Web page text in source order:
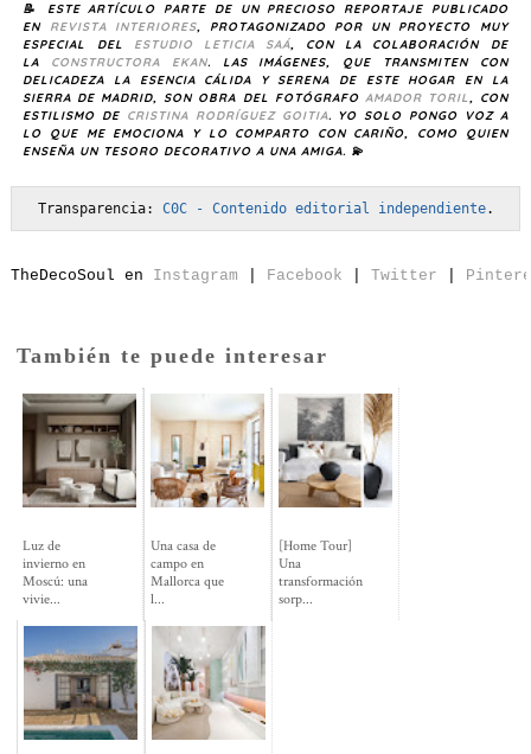
📝 ESTE ARTÍCULO PARTE DE UN PRECIOSO REPORTAJE PUBLICADO
EN
REVISTA INTERIORES, PROTAGONIZADO POR UN PROYECTO MUY
ESPECIAL DEL ESTUDIO LETICIA SAÁ, CON LA COLABORACIÓN DE
LA CONSTRUCTORA EKAN. LAS IMÁGENES, QUE TRANSMITEN CON
DELICADEZA LA ESENCIA CÁLIDA Y SERENA DE ESTE HOGAR EN LA
SIERRA DE MADRID, SON OBRA DEL FOTÓGRAFO AMADOR TORIL, CON
ESTILISMO DE CRISTINA RODRÍGUEZ GOITIA. YO SOLO PONGO VOZ A
LO QUE ME EMOCIONA Y LO COMPARTO CON CARIÑO, COMO QUIEN
ENSEÑA UN TESORO DECORATIVO A UNA AMIGA. 💫
Transparencia: C0C - Contenido editorial independiente.
TheDecoSoul en Instagram Facebook | Twitter
También te puede interesar
Luz de
invierno en
Moscú: una
vivie...
Una casa de
campo en
Mallorca que
l...
[Home Tour]
Una
transformación
sorp...